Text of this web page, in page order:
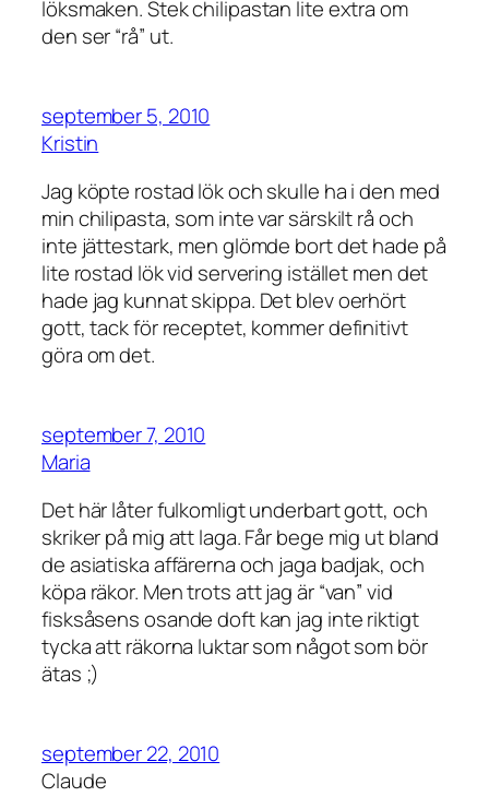
löksmaken. Stek chilipastan lite extra om
den ser “rå” ut.
september 5, 2010
Kristin
Jag köpte rostad lök och skulle ha i den med
min chilipasta, som inte var särskilt rå och
inte jättestark, men glömde bort det hade på
lite rostad lök vid servering istället men det
hade jag kunnat skippa. Det blev oerhört
gott, tack för receptet, kommer definitivt
göra om det.
september 7, 2010
Maria
Det här låter fulkomligt underbart gott, och
skriker på mig att laga. Får bege mig ut bland
de asiatiska affärerna och jaga badjak, och
köpa räkor. Men trots att jag är “van” vid
fisksåsens osande doft kan jag inte riktigt
tycka att räkorna luktar som något som bör
ätas ;)
september 22, 2010
Claude